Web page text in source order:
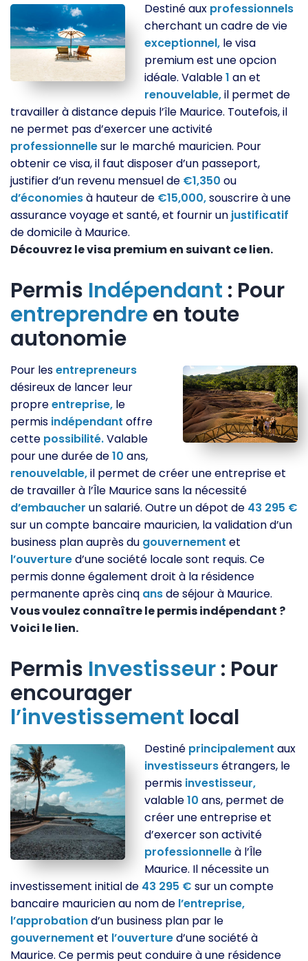
Destiné aux professionnels
cherchant un cadre de vie
exceptionnel, le visa
premium est une opcion
idéale. Valable1 an et
renouvelable,il permet de
travailler à distance depuis l’île Maurice. Toutefois, il
ne permet pas d’exercer une activité
professionnellesur le marché mauricien. Pour
obtenir ce visa, il faut disposer d’un passeport,
justifier d’un revenu mensuel de €1,350 ou
d’économiesà hauteur de €15,000,souscrire à une
assurance voyage et santé, et fournir un justificatif
de domicile à Maurice.
Découvrez le visa premium en suivant ce lien.
Permis Indépendant : Pour
entreprendreen toute
autonomie
Pour lesentrepreneurs
désireux de lancer leur
propreentreprise, le
permis indépendant offre
cette possibilité.Valable
pour une durée de10 ans,
renouvelable,il permet de créer une entreprise et
de travailler à l’Île Maurice sans la nécessité
d’embaucher un salarié. Outre un dépot de 43 295 €
sur un compte bancaire mauricien, la validation d’un
business plan auprès du gouvernement et
l’ouvertured’une société locale sont requis. Ce
permis donne également droit à la résidence
permanente après cinq ansde séjour à Maurice.
Vous voulez connaître le permis indépendant ?
Voici le lien.
Permis Investisseur: Pour
encourager
l’investissement local
Destiné principalement aux
investisseursétrangers, le
permis investisseur,
valable10 ans, permet de
créer une entreprise et
d’exercer son activité
professionnelleà l’Île
Maurice. Il nécessite un
investissement initial de 43 295 € sur un compte
bancaire mauricien au nom de l’entreprise,
l’approbationd’un business plan par le
gouvernement et l’ouvertured’une société à
Maurice. Ce permis peut conduire à une résidence